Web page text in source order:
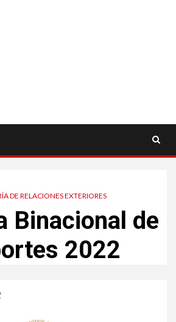
DE RELACIONES EXTERIORES
Binacional de
2022